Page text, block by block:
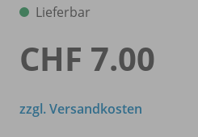
Lieferbar
CHF 7.00
zzgl. Versandkosten